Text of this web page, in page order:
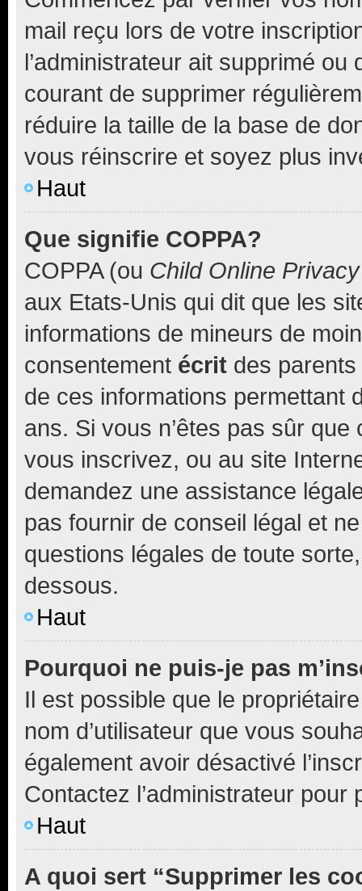
mail reçu lors de votre
l’administrateur ait supprimé
courant de supprimer
réduire la taille de la base de
vous réinscrire et soyez plus
Haut
Que signifie COPPA?
COPPA (ou Child Online
aux Etats-Unis qui dit que les
informations de mineurs de
consentement écrit des parents
de ces informations permettant
ans. Si vous n’êtes pas sûr
vous inscrivez, ou au site
demandez une assistance
pas fournir de conseil légal et
questions légales de toute
dessous.
Haut
Pourquoi ne puis-je pas
Il est possible que le
nom d’utilisateur que vous
également avoir désactivé
Contactez l’administrateur
Haut
A quoi sert “Supprimer les